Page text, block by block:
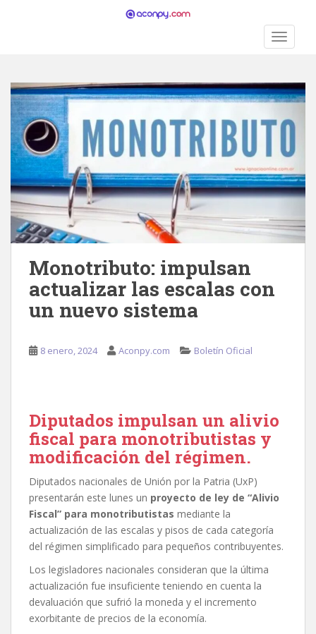
Monotributo: impulsan
actualizar las escalas con
un nuevo sistema
8 enero, 2024 Aconpy.com Boletín Oficial
Diputados impulsan un alivio
fiscal para monotributistas y
modificación del régimen.
Diputados nacionales de Unión por la Patria (UxP)
presentarán este lunes un proyecto de ley de “Alivio
Fiscal” para monotributistas mediante la
actualización de las escalas y pisos de cada categoría
del régimen simplificado para pequeños contribuyentes.
Los legisladores nacionales consideran que la última
actualización fue insuficiente teniendo en cuenta la
devaluación que sufrió la moneda y el incremento
exorbitante de precios de la economía.